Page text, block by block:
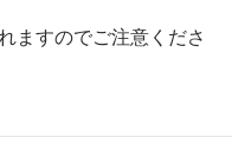
ますのでご注意くださ